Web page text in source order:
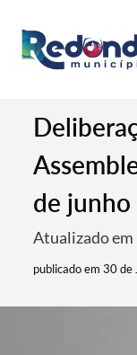
de
Atualizado
publicado em 30 de